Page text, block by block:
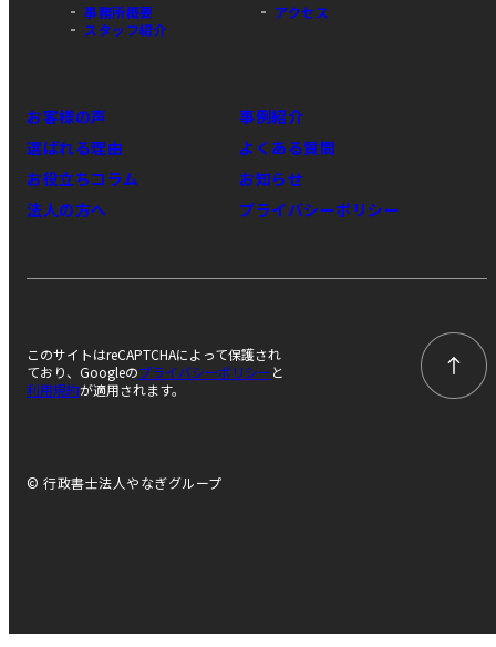
事務所概要
アクセス
スタッフ紹介
お客様の声
事例紹介
選ばれる理由
よくある質問
お役立ちコラム
お知らせ
法人の方へ
プライバシーポリシー
このサイトはreCAPTCHAによって保護され
ており、Googleのプライバシーポリシーと
利用規約が適用されます。
© 行政書士法人やなぎグループ